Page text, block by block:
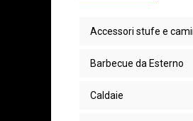
Accessori stufe e
Barbecue da Esterno
Caldaie